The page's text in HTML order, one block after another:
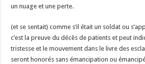
un nuage et une perte.
(et se sentait) comme s’il était un soldat ou
c’est la preuve du décès de patients et peut
tristesse et le mouvement dans le livre des
seront honorés sans émancipation ou